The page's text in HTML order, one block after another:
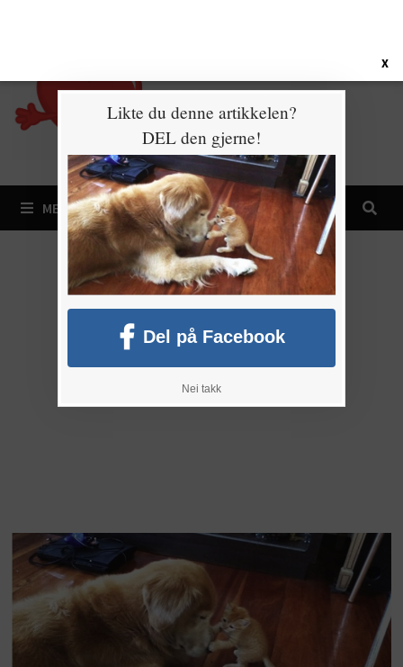
MENY
X
Likte du denne artikkelen?
DEL den gjerne!
Del på Facebook
Nei takk